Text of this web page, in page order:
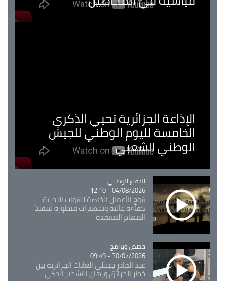
الإذاعة الجزائرية تحيي الذكرى
الخامسة لليوم الوطني للجيش
الوطني الشعبي
Catégorie
الدفاع الوطني
04/08/2026 - 12:10
فوج الأعمال الخاصة للقوات البحرية:
كفاءة عالية وتجهيزات متطورة لتنفيذ
المهام المعقدة
Catégorie
حصص وبرامج
30/07/2026 - 09:49
عبد القادر جيجلي:الغابات الجزائرية بين
خطر الحرائق ورهان التشجير الذكي